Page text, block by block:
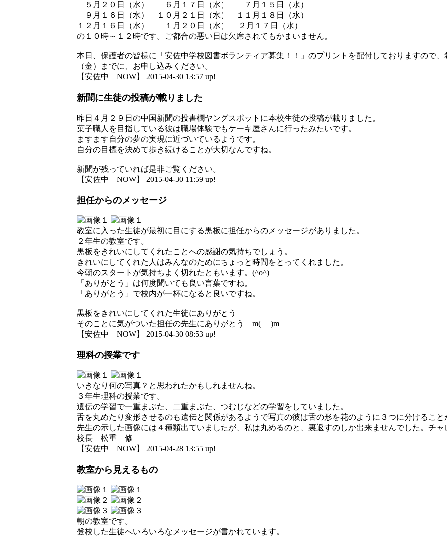
５月２０日（水） ６月１７日（水） ７月１５日（水）
９月１６日（水） １０月２１日（水） １１月１８日（水）
１２月１６日（水） １月２０日（水） ２月１７日（水）
の１０時～１２時です。ご都合の悪い日は欠席されてもかまいません。
本日、保護者の皆様に「安佐中学校図書ボランティア募集！！」のプリントを配付しておりますので
（金）までに、お申し込みください。
【安佐中 NOW】 2015-04-30 13:57 up!
新聞に生徒の投稿が載りました
昨日４月２９日の中国新聞の投書欄ヤングスポットに本校生徒の投稿が載りました。
菓子職人を目指している彼は職場体験でもケーキ屋さんに行ったみたいです。
ますます自分の夢の実現に近づいているようです。
自分の目標を決めて歩き続けることが大切なんですね。
新聞が残っていれば是非ご覧ください。
【安佐中 NOW】 2015-04-30 11:59 up!
担任からのメッセージ
教室に入った生徒が最初に目にする黒板に担任からのメッセージがありました。
２年生の教室です。
黒板をきれいにしてくれたことへの感謝の気持ちでしょう。
きれいにしてくれた人はみんなのためにちょっと時間をとってくれました。
今朝のスタートが気持ちよく切れたともいます。(^o^)
「ありがとう」は何度聞いても良い言葉ですね。
「ありがとう」で校内が一杯になると良いですね。
黒板をきれいにしてくれた生徒にありがとう
そのことに気がついた担任の先生にありがとう m(_ _)m
【安佐中 NOW】 2015-04-30 08:53 up!
理科の授業です
いきなり何の写真？と思われたかもしれませんね。
３年生理科の授業です。
遺伝の学習で一重まぶた、二重まぶた、つむじなどの学習をしていました。
舌を丸めたり変形させるのも遺伝と関係があるようで写真の彼は舌の形を花のように３つに分けること
先生の示した画像には４種類出ていましたが、私は丸めるのと、裏返すのしか出来ませんでした。チ
校長 松重 修
【安佐中 NOW】 2015-04-28 13:55 up!
教室から見えるもの
朝の教室です。
登校した生徒へいろいろなメッセージが書かれています。